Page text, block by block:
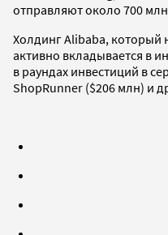
отправляют около 700
Холдинг Alibaba, который
активно вкладывается в
в раундах инвестиций в
ShopRunner ($206 млн) и